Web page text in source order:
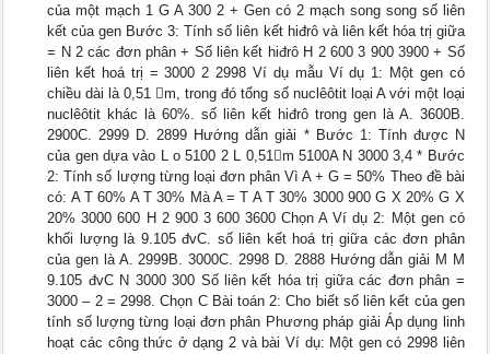
của một mạch 1 G A 300 2 + Gen có 2 mạch song song số liên
kết của gen Bước 3: Tính số liên kết hiđrô và liên kết hóa trị giữa
= N 2 các đơn phân + Số liên kết hiđrô H 2 600 3 900 3900 + Số
liên kết hoá trị = 3000 2 2998 Ví dụ mẫu Ví dụ 1: Một gen có
chiều dài là 0,51 m, trong đó tổng số nuclêôtit loại A với một loại
nuclêôtit khác là 60%. số liên kết hiđrô trong gen là A. 3600B.
2900C. 2999 D. 2899 Hướng dẫn giải * Bước 1: Tính được N
của gen dựa vào L o 5100 2 L 0,51m 5100A N 3000 3,4 * Bước
2: Tính số lượng từng loại đơn phân Vì A + G = 50% Theo đề bài
có: A T 60% A T 30% Mà A = T A T 30% 3000 900 G X 20% G X
20% 3000 600 H 2 900 3 600 3600 Chọn A Ví dụ 2: Một gen có
khối lượng là 9.105 đvC. số liên kết hoá trị giữa các đơn phân
của gen là A. 2999B. 3000C. 2998 D. 2888 Hướng dẫn giải M M
9.105 đvC N 3000 300 Số liên kết hóa trị giữa các đơn phân =
3000 – 2 = 2998. Chọn C Bài toán 2: Cho biết số liên kết của gen
tính số lượng từng loại đơn phân Phương pháp giải Áp dụng linh
hoạt các công thức ở dạng 2 và bài Ví dụ: Một gen có 2998 liên